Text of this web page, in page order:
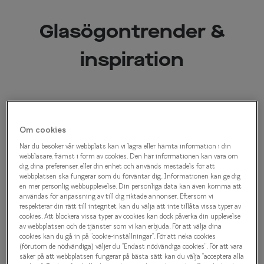
Olika
Taberg
Efva
Trender
Glasögontrender &
inspiration
Om cookies
När du besöker vår webbplats kan vi lagra eller hämta information i din
webbläsare, främst i form av cookies. Den här informationen kan vara om
dig, dina preferenser, eller din enhet och används mestadels för att
webbplatsen ska fungerar som du förväntar dig. Informationen kan ge dig
en mer personlig webbupplevelse. Din personliga data kan även komma att
användas för anpassning av till dig riktade annonser. Eftersom vi
respekterar din rätt till integritet, kan du välja att inte tillåta vissa typer av
cookies. Att blockera vissa typer av cookies kan dock påverka din upplevelse
av webbplatsen och de tjänster som vi kan erbjuda. För att välja dina
cookies kan du gå in på ”cookie-inställningar”. För att neka cookies
(förutom de nödvändiga) väljer du ”Endast nödvändiga cookies”. För att vara
säker på att webbplatsen fungerar på bästa sätt kan du välja ”acceptera alla